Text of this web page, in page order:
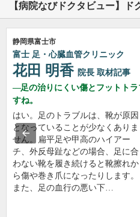
【病院なびドクタビュー】ド
静岡県富士市
富士 足・心臓血管クリニック
花田 明香 院長 取材記事
足の治りにくい傷とフットト
すね。
はい。足のトラブルは、靴が原因
となっていることが少なくありま
せん。扁平足や甲高のハイアー
チ、外反母趾などの場合、足に合
わない靴を履き続けると靴擦れか
ら傷や巻き爪になったりします。
また、足の血行の悪い下…